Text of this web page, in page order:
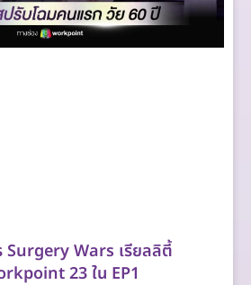
Surgery Wars เรียลลิตี้
23 ใน EP1